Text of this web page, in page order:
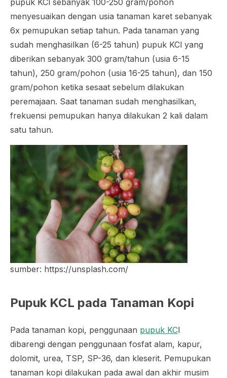
pupuk KCl sebanyak 100-250 gram/pohon
menyesuaikan dengan usia tanaman karet sebanyak
6x pemupukan setiap tahun. Pada tanaman yang
sudah menghasilkan (6-25 tahun) pupuk KCl yang
diberikan sebanyak 300 gram/tahun (usia 6-15
tahun), 250 gram/pohon (usia 16-25 tahun), dan 150
gram/pohon ketika sesaat sebelum dilakukan
peremajaan. Saat tanaman sudah menghasilkan,
frekuensi pemupukan hanya dilakukan 2 kali dalam
satu tahun.
sumber: https://unsplash.com/
Pupuk KCL pada Tanaman Kopi
Pada tanaman kopi, penggunaan pupuk KCl
dibarengi dengan penggunaan fosfat alam, kapur,
dolomit, urea, TSP, SP-36, dan kleserit. Pemupukan
tanaman kopi dilakukan pada awal dan akhir musim